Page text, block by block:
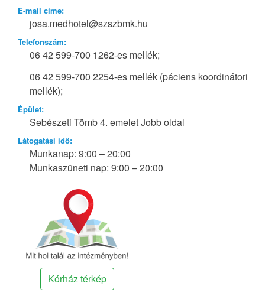
E-mail címe:
josa.medhotel@szszbmk.hu
Telefonszám:
06 42 599-700 1262-es mellék;
06 42 599-700 2254-es mellék (páciens koordinátori
mellék);
Épület:
Sebészeti Tömb 4. emelet Jobb oldal
Látogatási idő:
Munkanap: 9:00 – 20:00
Munkaszüneti nap: 9:00 – 20:00
Kórház térkép